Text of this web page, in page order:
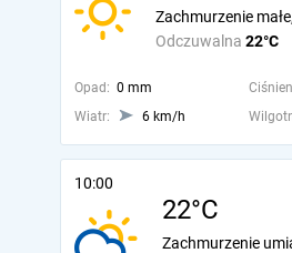
Odczuwalna 22°C
Zachmurzenie
Opad: 0 mm
Wiatr:
6 km/h
10:00
22°C
Zachmurzenie